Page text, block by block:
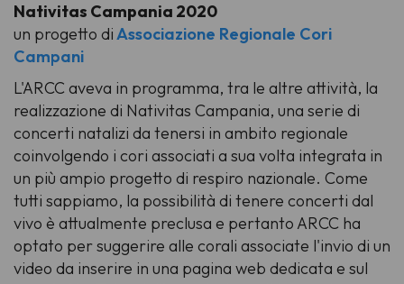
Nativitas Campania 2020
un progetto diAssociazione Regionale Cori
Campani
L'ARCC aveva in programma, tra le altre attività, la
realizzazione di Nativitas Campania, una serie di
concerti natalizi da tenersi in ambito regionale
coinvolgendo i cori associati a sua volta integrata in
un più ampio progetto di respiro nazionale. Come
tutti sappiamo, la possibilità di tenere concerti dal
vivo è attualmente preclusa e pertanto ARCC ha
optato per suggerire alle corali associate l'invio di un
video da inserire in una pagina web dedicata e sul